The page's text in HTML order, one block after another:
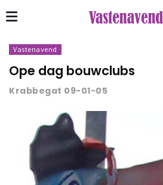
Vastenavend
Ope dag bouwclubs
Krabbegat 09-01-05